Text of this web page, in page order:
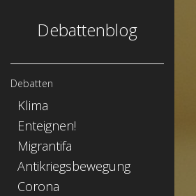
Debattenblog
Debatten
Klima
Enteignen!
Migrantifa
Antikriegsbewegung
Corona